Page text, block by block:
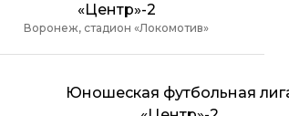
«Центр»-2
Воронеж, стадион «Локомотив»
Юношеская футбольная